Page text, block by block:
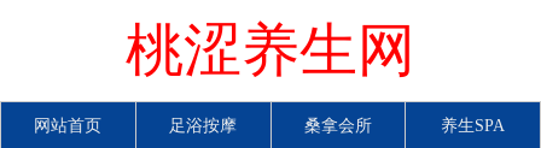
桃涩养生网
网站首页 足浴按摩 桑拿会所 养生SPA